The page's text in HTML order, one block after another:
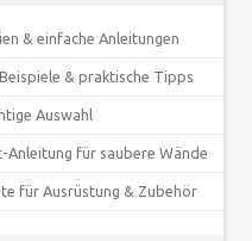
& einfache Anleitungen
& praktische Tipps
Auswahl
für saubere Wände
für Ausrüstung & Zubehör